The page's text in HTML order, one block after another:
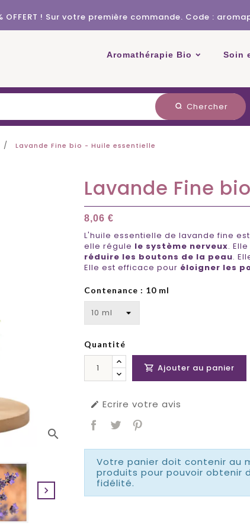
OFFERT ! Sur votre première commande. Code :
Aromathérapie Bio Soin
search Chercher
Lavande Fine bio - Huile essentielle
search

Lavande Fine
8,06 €
L'huile essentielle de lavande fine
elle régule le système nerveux.
réduire les boutons de la peau.
Elle est efficace pour éloigner les
Contenance : 10 ml
Quantité
 Ajouter au panier
 Ecrire votre avis
Votre panier doit contenir au
produits pour pouvoir obtenir
fidélité.